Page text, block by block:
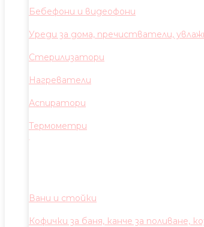
Бебефони и видеофони
Уреди за дома, пречистватели,
Стерилизатори
Нагреватели
Аспиратори
Термометри
Вани и стойки
Кофички за баня, канче за поливане,